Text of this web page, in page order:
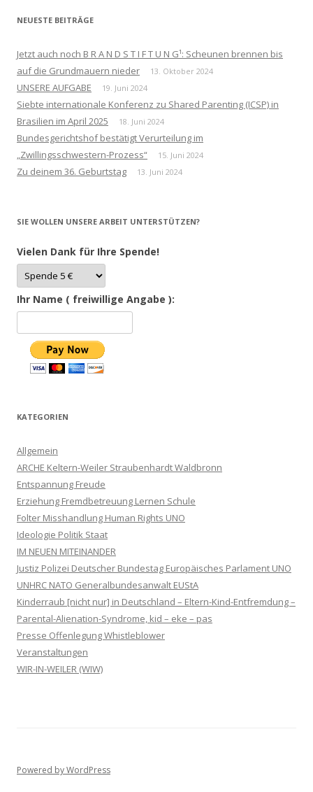
NEUESTE BEITRÄGE
Jetzt auch noch B R A N D S T I F T U N G¹: Scheunen brennen bis
auf die Grundmauern nieder
13. Oktober 2024
UNSERE AUFGABE 19. Juni 2024
Siebte internationale Konferenz zu Shared Parenting (ICSP) in
Brasilien im April 2025
18. Juni 2024
Bundesgerichtshof bestätigt Verurteilung im
„Zwillingsschwestern-Prozess“
15. Juni 2024
Zu deinem 36. Geburtstag 13. Juni 2024
SIE WOLLEN UNSERE ARBEIT UNTERSTÜTZEN?
Vielen Dank für Ihre Spende!
Ihr Name ( freiwillige Angabe ):
KATEGORIEN
Allgemein
ARCHE Keltern-Weiler Straubenhardt Waldbronn
Entspannung Freude
Erziehung Fremdbetreuung Lernen Schule
Folter Misshandlung Human Rights UNO
Ideologie Politik Staat
IM NEUEN MITEINANDER
Justiz Polizei Deutscher Bundestag Europäisches Parlament UNO
UNHRC NATO Generalbundesanwalt EUStA
Kinderraub [nicht nur] in Deutschland – Eltern-Kind-Entfremdung –
Parental-Alienation-Syndrome, kid – eke – pas
Presse Offenlegung Whistleblower
Veranstaltungen
WIR-IN-WEILER (WIW)
Powered by WordPress